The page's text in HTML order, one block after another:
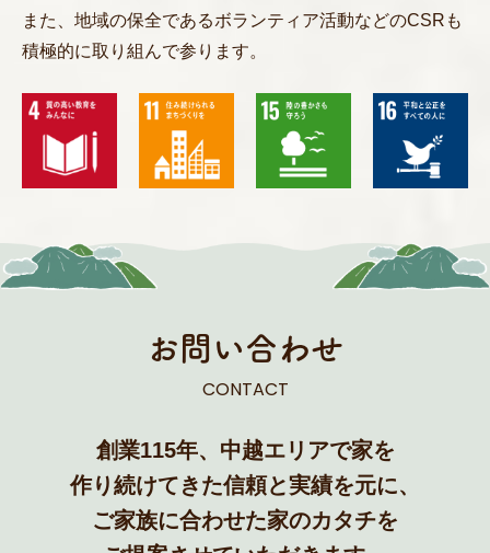
また、地域の保全であるボランティア活動などのCSRも
積極的に取り組んで参ります。
お問い合わせ
CONTACT
創業115年、中越エリアで家を
作り続けてきた信頼と実績を元に、
ご家族に合わせた家のカタチを